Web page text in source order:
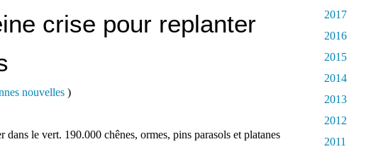
crise pour replanter
nouvelles )
dans le vert. 190.000 chênes, ormes, pins parasols et platanes
2017
2016
2015
2014
2013
2012
2011